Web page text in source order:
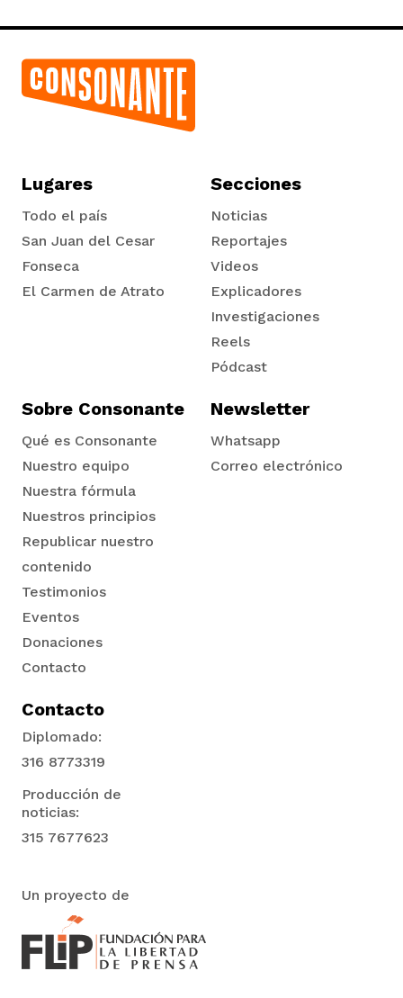
Lugares
Todo el país
San Juan del Cesar
Fonseca
El Carmen de Atrato
Secciones
Noticias
Reportajes
Videos
Explicadores
Investigaciones
Reels
Pódcast
Sobre Consonante
Qué es Consonante
Nuestro equipo
Nuestra fórmula
Nuestros principios
Republicar nuestro
contenido
Testimonios
Eventos
Donaciones
Contacto
Newsletter
Whatsapp
Correo electrónico
Contacto
Diplomado:
316 8773319
Producción de
noticias:
315 7677623
Un proyecto de
del Cesar